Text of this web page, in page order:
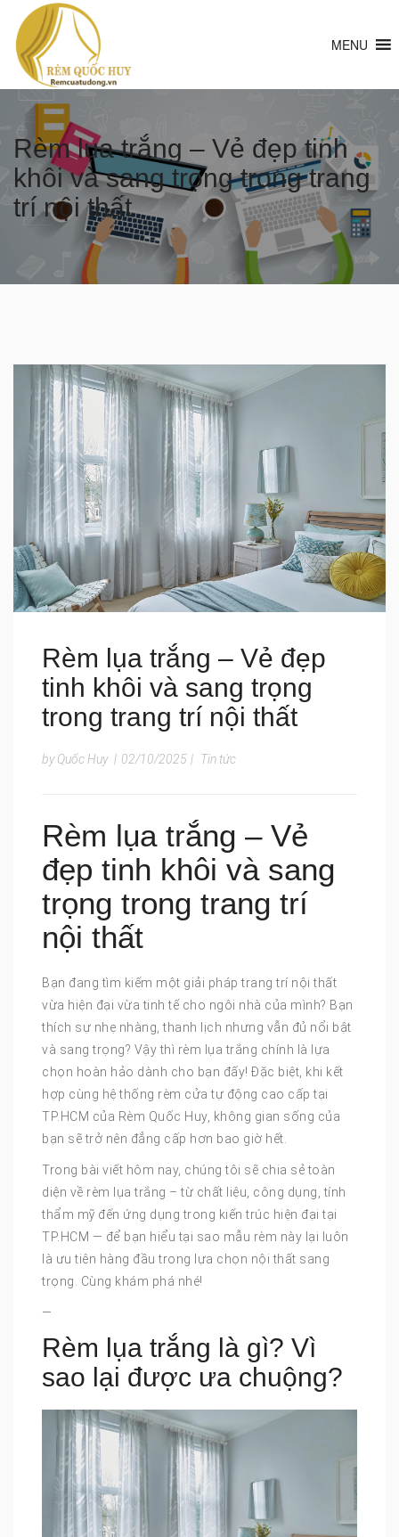
MENU
Rèm lụa trắng – Vẻ đẹp tinh
khôi và sang trọng trong trang
trí nội thất
Rèm lụa trắng – Vẻ đẹp
tinh khôi và sang trọng
trong trang trí nội thất
by Quốc Huy | 02/10/2025 | Tin tức
Rèm lụa trắng – Vẻ
đẹp tinh khôi và sang
trọng trong trang trí
nội thất
Bạn đang tìm kiếm một giải pháp trang trí nội thất
vừa hiện đại vừa tinh tế cho ngôi nhà của mình? Bạn
thích sự nhẹ nhàng, thanh lịch nhưng vẫn đủ nổi bật
và sang trọng? Vậy thì rèm lụa trắng chính là lựa
chọn hoàn hảo dành cho bạn đấy! Đặc biệt, khi kết
hợp cùng hệ thống rèm cửa tự động cao cấp tại
TP.HCM của Rèm Quốc Huy, không gian sống của
bạn sẽ trở nên đẳng cấp hơn bao giờ hết.
Trong bài viết hôm nay, chúng tôi sẽ chia sẻ toàn
diện về rèm lụa trắng – từ chất liệu, công dụng, tính
thẩm mỹ đến ứng dụng trong kiến trúc hiện đại tại
TP.HCM — để bạn hiểu tại sao mẫu rèm này lại luôn
là ưu tiên hàng đầu trong lựa chọn nội thất sang
trọng. Cùng khám phá nhé!
—
Rèm lụa trắng là gì? Vì
sao lại được ưa chuộng?